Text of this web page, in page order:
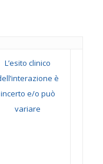
L’esito clinico
è
incerto e/o può
variare